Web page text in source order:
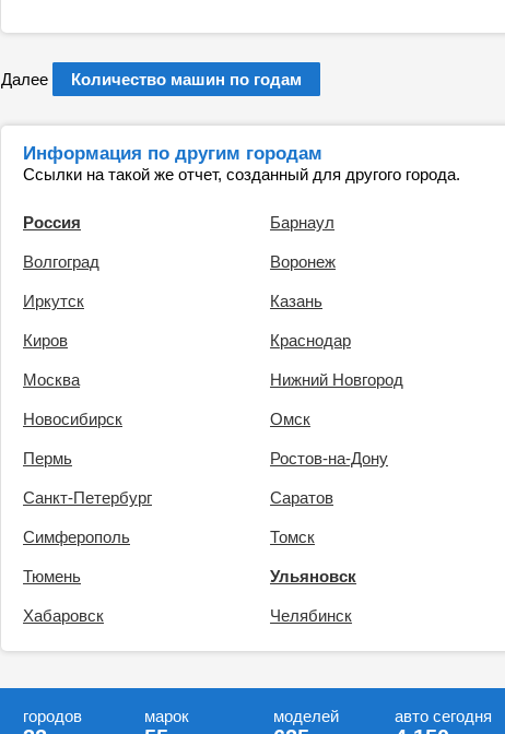
Далее Количество машин по годам
Информация по другим городам
Ссылки на такой же отчет, созданный для другого города.
Россия Барнаул
Волгоград Воронеж
Иркутск Казань
Киров Краснодар
Москва Нижний Новгород
Новосибирск Омск
Пермь Ростов-на-Дону
Санкт-Петербург Саратов
Симферополь Томск
Тюмень Ульяновск
Хабаровск Челябинск
городов марок моделей авто сегодня